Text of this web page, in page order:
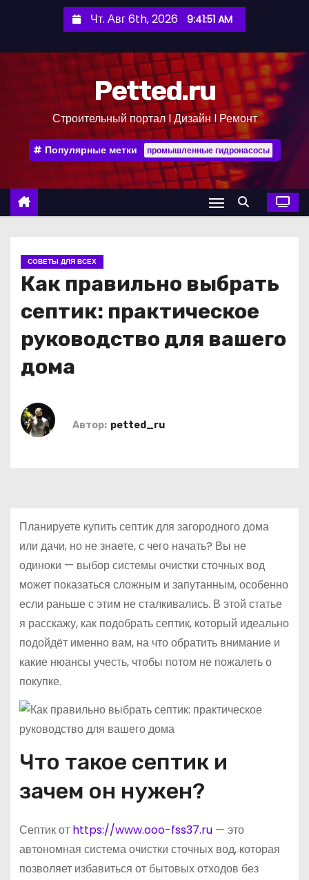
е
Чт. Авг 6th, 2026 9:41:52 AM
Petted.ru
Строительный портал l Дизайн l Ремонт
Популярные метки промышленные гидронасосы
СОВЕТЫ ДЛЯ ВСЕХ
Как правильно выбрать
септик: практическое
руководство для вашего
дома
Автор: petted_ru
Планируете купить септик для загородного дома
или дачи, но не знаете, с чего начать? Вы не
одиноки — выбор системы очистки сточных вод
может показаться сложным и запутанным, особенно
если раньше с этим не сталкивались. В этой статье
я расскажу, как подобрать септик, который идеально
подойдёт именно вам, на что обратить внимание и
какие нюансы учесть, чтобы потом не пожалеть о
покупке.
Что такое септик и
зачем он нужен?
Септик от https://www.ooo-fss37.ru— это
автономная система очистки сточных вод, которая
позволяет избавиться от бытовых отходов без